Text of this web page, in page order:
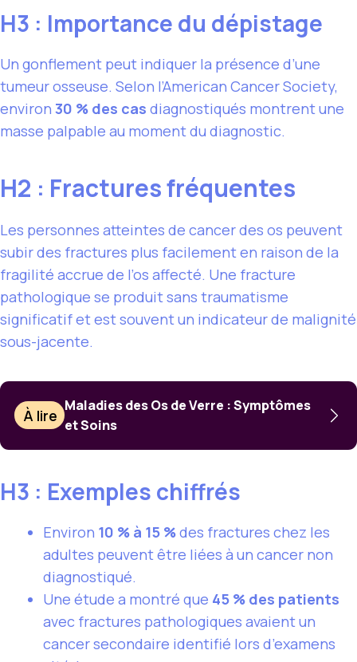
H3 : Importance du dépistage
Un gonflement peut indiquer la présence d’une
tumeur osseuse. Selon l’American Cancer Society,
environ 30 % des cas diagnostiqués montrent une
masse palpable au moment du diagnostic.
H2 : Fractures fréquentes
Les personnes atteintes de cancer des os peuvent
subir des fractures plus facilement en raison de la
fragilité accrue de l’os affecté. Une fracture
pathologique se produit sans traumatisme
significatif et est souvent un indicateur de malignité
sous-jacente.
À lire
Maladies des Os de Verre : Symptômes
et Soins
H3 : Exemples chiffrés
Environ 10 % à 15 %des fractures chez les
adultes peuvent être liées à un cancer non
diagnostiqué.
Une étude a montré que 45 % des patients
avec fractures pathologiques avaient un
cancer secondaire identifié lors d’examens